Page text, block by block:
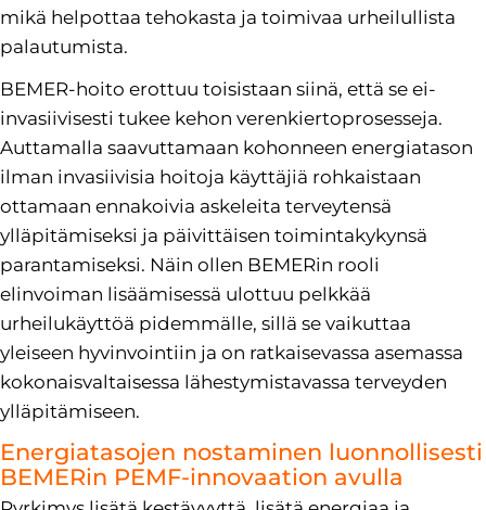
mikä helpottaa tehokasta ja toimivaa urheilullista
palautumista.
BEMER-hoito erottuu toisistaan siinä, että se ei-
invasiivisesti tukee kehon verenkiertoprosesseja.
Auttamalla saavuttamaan kohonneen energiatason
ilman invasiivisia hoitoja käyttäjiä rohkaistaan
ottamaan ennakoivia askeleita terveytensä
ylläpitämiseksi ja päivittäisen toimintakykynsä
parantamiseksi. Näin ollen BEMERin rooli
elinvoiman lisäämisessä ulottuu pelkkää
urheilukäyttöä pidemmälle, sillä se vaikuttaa
yleiseen hyvinvointiin ja on ratkaisevassa asemassa
kokonaisvaltaisessa lähestymistavassa terveyden
ylläpitämiseen.
Energiatasojen nostaminen luonnollisesti
BEMERin PEMF-innovaation avulla